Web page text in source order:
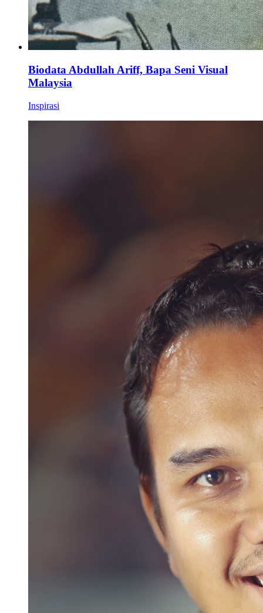
Biodata Abdullah Ariff, Bapa Seni Visual
Malaysia
Inspirasi